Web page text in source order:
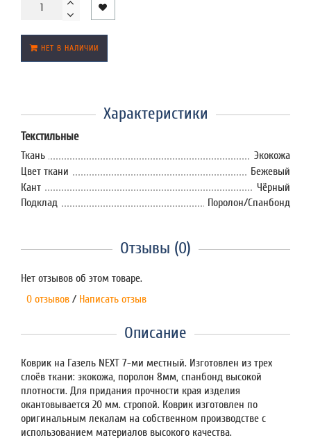
НЕТ В НАЛИЧИИ
Характеристики
Текстильные
Ткань
Экокожа
Цвет ткани
Бежевый
Кант
Чёрный
Подклад
Поролон/Спанбонд
Отзывы (0)
Нет отзывов об этом товаре.
0 отзывов / Написать отзыв
Описание
Коврик на Газель NEXT 7-ми местный. Изготовлен из трех
слоёв ткани: экокожа, поролон 8мм, спанбонд высокой
плотности. Для придания прочности края изделия
окантовывается 20 мм. стропой. Коврик изготовлен по
оригинальным лекалам на собственном производстве с
использованием материалов высокого качества.